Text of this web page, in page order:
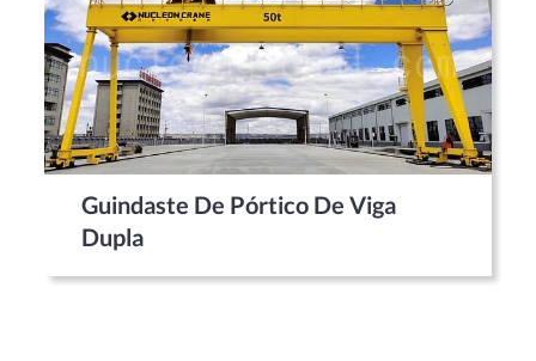
Guindaste De Pórtico De Viga
Dupla